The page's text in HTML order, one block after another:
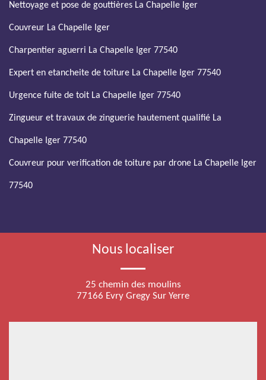
Nettoyage et pose de gouttières La Chapelle Iger
Couvreur La Chapelle Iger
Charpentier aguerri La Chapelle Iger 77540
Expert en etancheite de toiture La Chapelle Iger 77540
Urgence fuite de toit La Chapelle Iger 77540
Zingueur et travaux de zinguerie hautement qualifié La
Chapelle Iger 77540
Couvreur pour verification de toiture par drone La Chapelle Iger
77540
Nous localiser
25 chemin des moulins
77166 Evry Gregy Sur Yerre